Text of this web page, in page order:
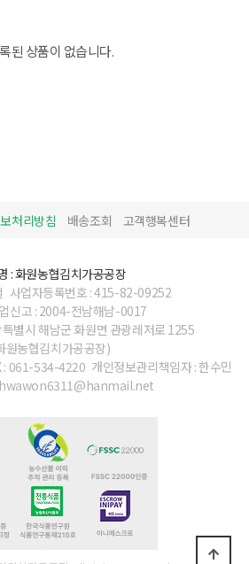
된 상품이 없습니다.
처리방침 배송조회 고객행복센터
: 화원농협김치가공공장
사업자등록번호 : 415-82-09252
신고 : 2004-전남해남-0017
별시 해남군 화원면 관광레저로 1255
원농협김치가공공장)
: 061-534-4220 개인정보관리책임자 : 한수민
hwawon6311@hanmail.net